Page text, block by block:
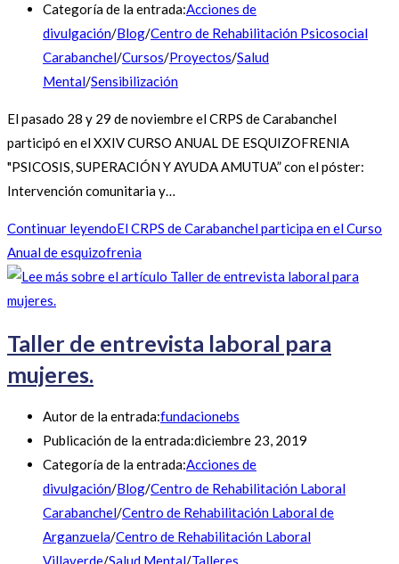
Categoría de la entrada:Acciones de
divulgación/Blog/Centro de Rehabilitación Psicosocial
Carabanchel/Cursos/Proyectos/Salud
Mental/Sensibilización
El pasado 28 y 29 de noviembre el CRPS de Carabanchel
participó en el XXIV CURSO ANUAL DE ESQUIZOFRENIA
"PSICOSIS, SUPERACIÓN Y AYUDA AMUTUA” con el póster:
Intervención comunitaria y…
Continuar leyendoEl CRPS de Carabanchel participa en el Curso
Anual de esquizofrenia
Taller de entrevista laboral para
mujeres.
Autor de la entrada:fundacionebs
Publicación de la entrada:diciembre 23, 2019
Categoría de la entrada:Acciones de
divulgación/Blog/Centro de Rehabilitación Laboral
Carabanchel/Centro de Rehabilitación Laboral de
Arganzuela/Centro de Rehabilitación Laboral
Villaverde/Salud Mental/Talleres